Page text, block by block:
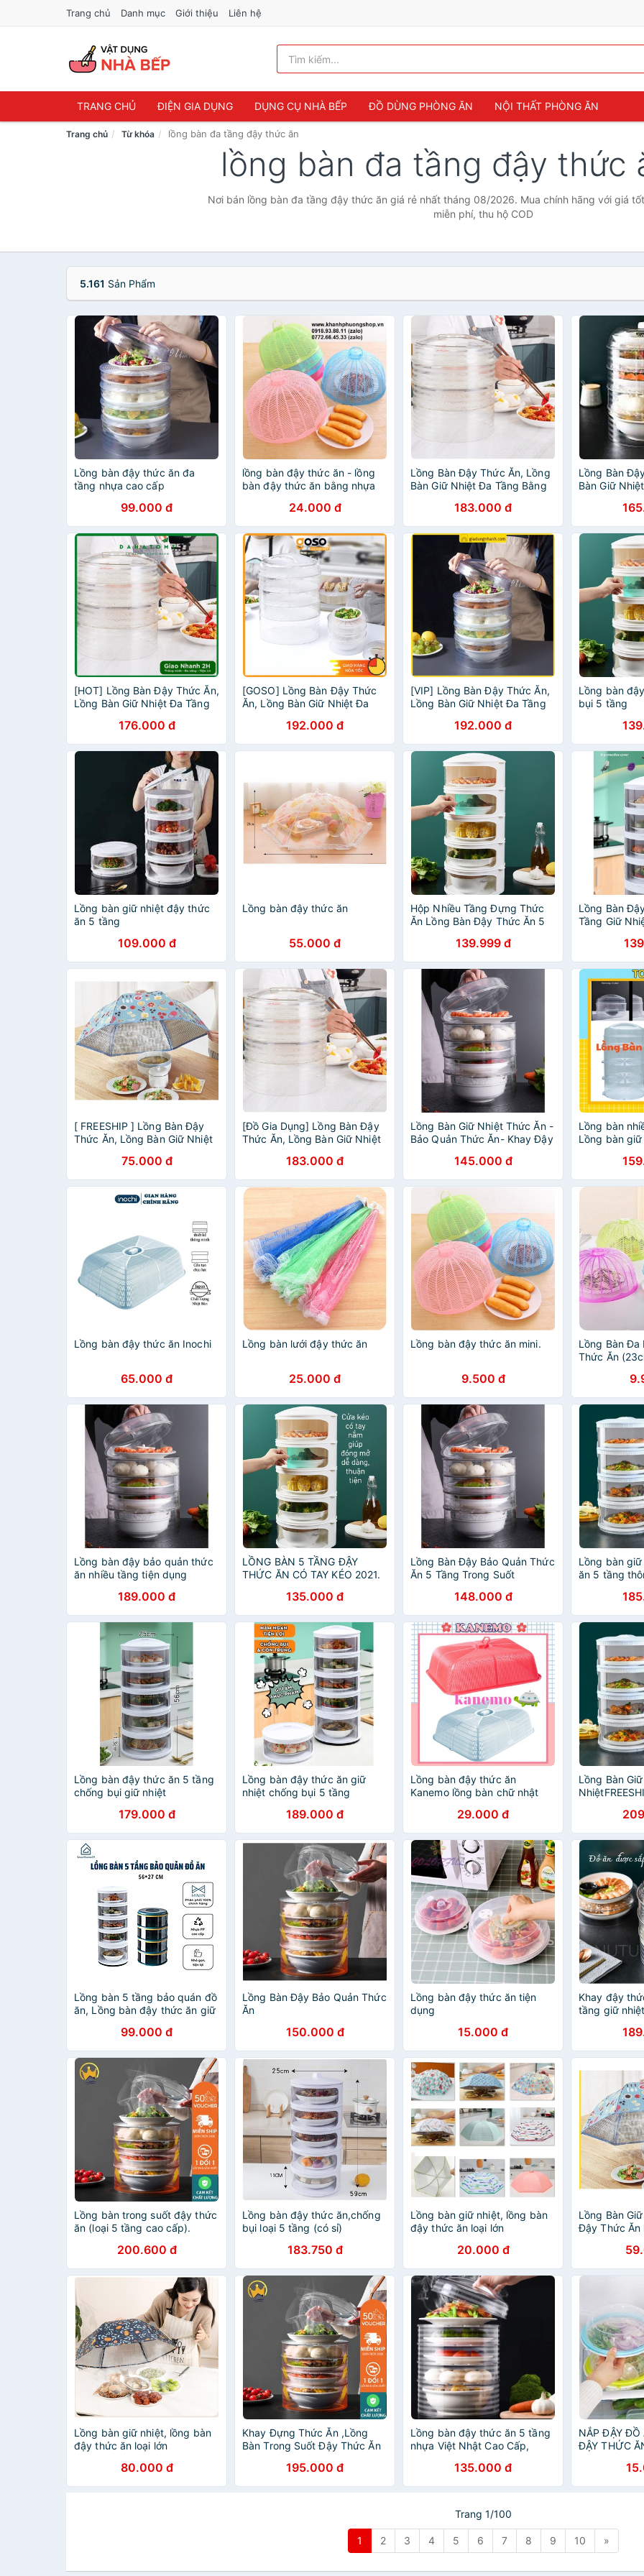
Trang chủ Danh mục Giới thiệu Liên hệ
TRANG CHỦ ĐIỆN GIA DỤNG DỤNG CỤ NHÀ BẾP ĐỒ DÙNG PHÒNG ĂN NỘI THẤT PHÒNG ĂN
Trang chủ Từ khóa lồng bàn đa tầng đậy thức ăn
lồng bàn đa tầng đậy thức
Nơi bán lồng bàn đa tầng đậy thức ăn giá rẻ nhất tháng 08/2026. Mua chính hãng với giá
miễn phí, thu hộ COD
5.161 Sản Phẩm
Lồng bàn đậy thức ăn đa
tầng nhựa cao cấp
99.000 đ
lồng bàn đậy thức ăn - lồng
bàn đậy thức ăn bằng nhựa
24.000 đ
Lồng Bàn Đậy Thức Ăn, Lồng
Bàn Giữ Nhiệt Đa Tầng Bằng
183.000 đ
Lồng Bàn
Bàn Giữ
[HOT] Lồng Bàn Đậy Thức Ăn,
Lồng Bàn Giữ Nhiệt Đa Tầng
176.000 đ
[GOSO] Lồng Bàn Đậy Thức
Ăn, Lồng Bàn Giữ Nhiệt Đa
192.000 đ
[VIP] Lồng Bàn Đậy Thức Ăn,
Lồng Bàn Giữ Nhiệt Đa Tầng
192.000 đ
Lồng bàn
bụi 5 tầng
Lồng bàn giữ nhiệt đậy thức
ăn 5 tầng
109.000 đ
Lồng bàn đậy thức ăn
55.000 đ
Hộp Nhiều Tầng Đựng Thức
Ăn Lồng Bàn Đậy Thức Ăn 5
139.999 đ
Lồng Bàn
Tầng Giữ
[ FREESHIP ] Lồng Bàn Đậy
Thức Ăn, Lồng Bàn Giữ Nhiệt
- Hàng VNXK75.000 đ
[Đồ Gia Dụng] Lồng Bàn Đậy
Thức Ăn, Lồng Bàn Giữ Nhiệt
183.000 đ
Lồng Bàn Giữ Nhiệt Thức Ăn -
Bảo Quản Thức Ăn- Khay Đậy
Giữ Nhiệt Cao Cấp
145.000 đ
Lồng bàn
Lồng bàn
Lồng bàn đậy thức ăn Inochi
65.000 đ
Lồng bàn lưới đậy thức ăn
25.000 đ
Lồng bàn đậy thức ăn mini.
9.500 đ
Lồng Bàn Đa
Thức Ăn
Lồng bàn đậy bảo quản thức
ăn nhiều tầng tiện dụng
189.000 đ
LỒNG BÀN 5 TẦNG ĐẬY
THỨC ĂN CÓ TAY KÉO 2021.
135.000 đ
Lồng Bàn Đậy Bảo Quản Thức
Ăn 5 Tầng Trong Suốt
148.000 đ
Lồng bàn
ăn 5 tầng
Lồng bàn đậy thức ăn 5 tầng
chống bụi giữ nhiệt
179.000 đ
Lồng bàn đậy thức ăn giữ
nhiệt chống bụi 5 tầng
189.000 đ
Lồng bàn đậy thức ăn
Kanemo lồng bàn chữ nhật
29.000 đ
Lồng Bàn Giữ
Lồng bàn 5 tầng bảo quán đồ
ăn, Lồng bàn đậy thức ăn giữ
99.000 đ
Lồng Bàn Đậy Bảo Quản Thức
Ăn
150.000 đ
Lồng bàn đậy thức ăn tiện
dụng
15.000 đ
Khay đậy
tầng giữ
Lồng bàn trong suốt đậy thức
ăn (loại 5 tầng cao cấp).
200.600 đ
Lồng bàn đậy thức ăn,chống
bụi loại 5 tầng (có sỉ)
183.750 đ
Lồng bàn giữ nhiệt, lồng bàn
đậy thức ăn loại lớn
20.000 đ
Lồng Bàn
Đậy Thức Ăn
Lồng bàn giữ nhiệt, lồng bàn
đậy thức ăn loại lớn
80.000 đ
Khay Đựng Thức Ăn ,Lồng
Bàn Trong Suốt Đậy Thức Ăn
195.000 đ
Lồng bàn đậy thức ăn 5 tầng
nhựa Việt Nhật Cao Cấp,
bảo quản đồ ăn nhà bếp -
MS2676
135.000 đ
NẮP ĐẬY ĐỒ
ĐẬY THỨC
Trang 1/100
1 2 3 4 5 6 7 8 9 10 »